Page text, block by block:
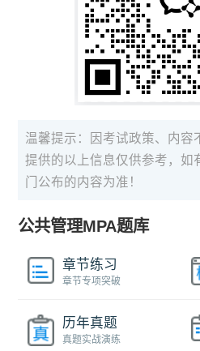
温馨提示：因考试政策、内容
提供的以上信息仅供参考，如
门公布的内容为准！
公共管理MPA题库
章节练习
章节专项突破
历年真题
真题实战演练